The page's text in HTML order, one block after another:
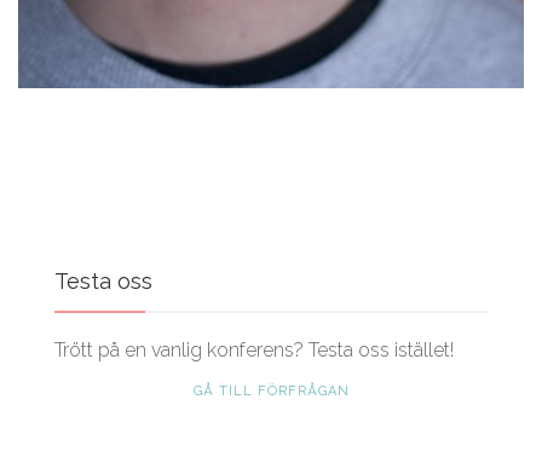
Testa oss
Trött på en vanlig konferens? Testa oss istället!
GÅ TILL FÖRFRÅGAN